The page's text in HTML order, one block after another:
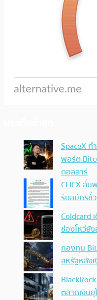
SpaceX ท
พอร์ต
ดอลลาร์
CLICX ลั่
รับสมัครชั่
Coldcard
ช่องโหว่ยัง
กองทุน
สหรัฐหลัง
ตลาดเงิน